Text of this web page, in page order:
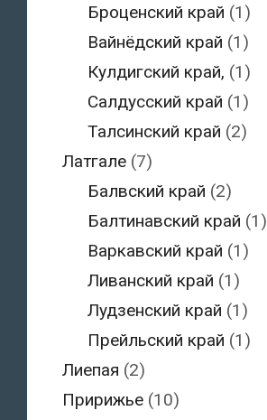
Броценский край (1)
Вайнёдский край (1)
Кулдигский край, (1)
Салдусский край (1)
Талсинский край (2)
Латгале(7)
Балвский край (2)
Балтинавский край (1)
Варкавский край (1)
Ливанский край (1)
Лудзенский край (1)
Прейльский край (1)
Лиепая (2)
Пририжье(10)